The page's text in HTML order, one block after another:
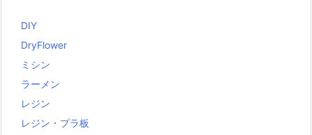
DIY
DryFlower
ミシン
ラーメン
レジン
レジン・プラ板